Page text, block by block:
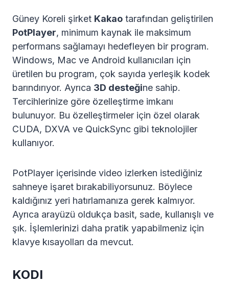
Güney Koreli şirket Kakao tarafından geliştirilen
PotPlayer, minimum kaynak ile maksimum
performans sağlamayı hedefleyen bir program.
Windows, Mac ve Android kullanıcıları için
üretilen bu program, çok sayıda yerleşik kodek
barındırıyor. Ayrıca 3D desteğine sahip.
Tercihlerinize göre özelleştirme imkanı
bulunuyor. Bu özelleştirmeler için özel olarak
CUDA, DXVA ve QuickSync gibi teknolojiler
kullanıyor.
PotPlayer içerisinde video izlerken istediğiniz
sahneye işaret bırakabiliyorsunuz. Böylece
kaldığınız yeri hatırlamanıza gerek kalmıyor.
Ayrıca arayüzü oldukça basit, sade, kullanışlı ve
şık. İşlemlerinizi daha pratik yapabilmeniz için
klavye kısayolları da mevcut.
KODI